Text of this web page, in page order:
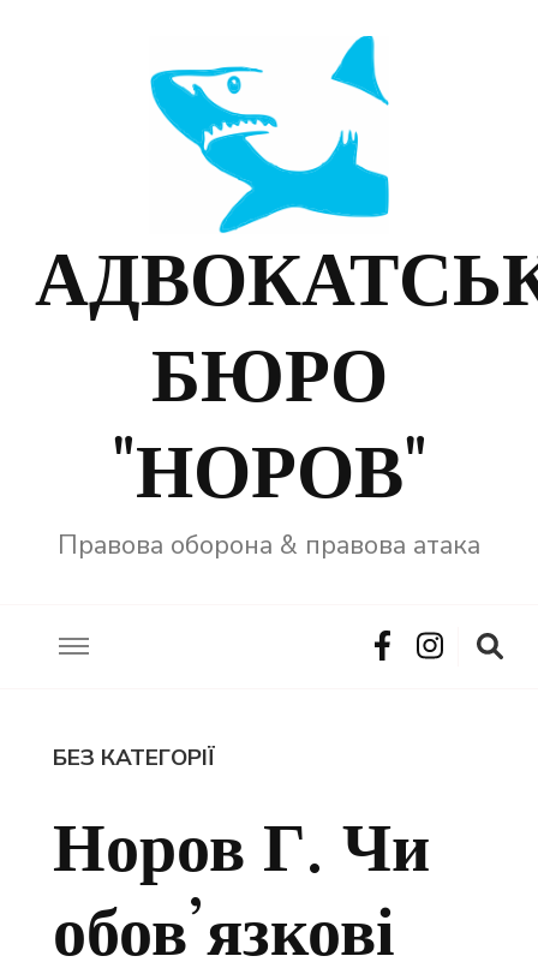
БЮРО
"НОРОВ"
Правова оборона & правова атака
БЕЗ КАТЕГОРІЇ
Норов Г. Чи
обов’язкові